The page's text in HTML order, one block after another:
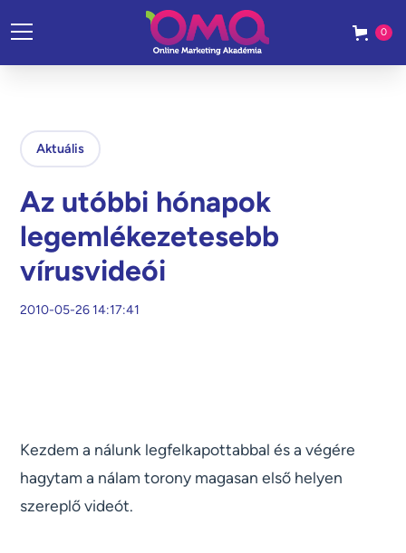
0
Aktuális
Az utóbbi hónapok
legemlékezetesebb
vírusvideói
2010-05-26 14:17:41
Kezdem a nálunk legfelkapottabbal és a végére
hagytam a nálam torony magasan első helyen
szereplő videót.